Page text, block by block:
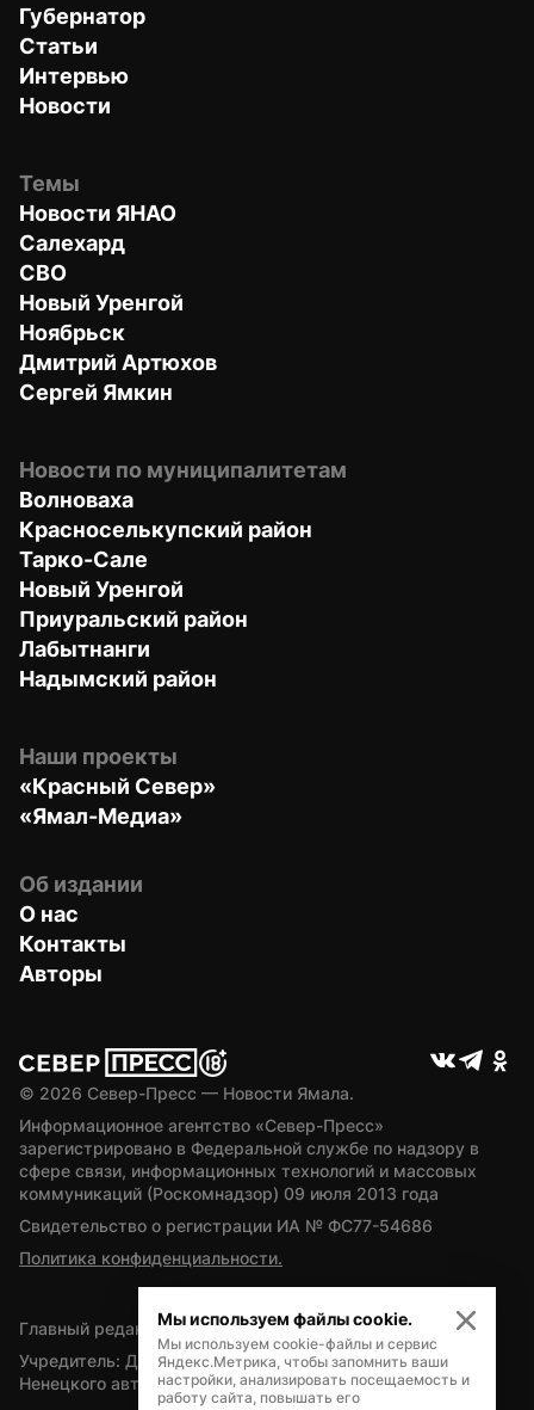
Губернатор
Статьи
Интервью
Новости
Темы
Новости ЯНАО
Салехард
СВО
Новый Уренгой
Ноябрьск
Дмитрий Артюхов
Сергей Ямкин
Новости по муниципалитетам
Волноваха
Красноселькупский район
Тарко-Сале
Новый Уренгой
Приуральский район
Лабытнанги
Надымский район
Наши проекты
«Красный Север»
«Ямал-Медиа»
Об издании
О нас
Контакты
Авторы
© 2026 Север-Пресс — Новости Ямала.
Информационное агентство «Север-Пресс»
зарегистрировано в Федеральной службе по надзору в
сфере связи, информационных технологий и массовых
коммуникаций (Роскомнадзор) 09 июля 2013 года
Свидетельство о регистрации ИА № ФС77-54686
Политика конфиденциальности.
Главный редактор — А.Л. Поздеев
Учредитель: Департамент внутренней политики Ямало-
Ненецкого автономного округа
Мы используем файлы cookie.
Мы используем cookie-файлы и сервис
Яндекс.Метрика, чтобы запомнить ваши
настройки, анализировать посещаемость и
работу сайта, повышать его